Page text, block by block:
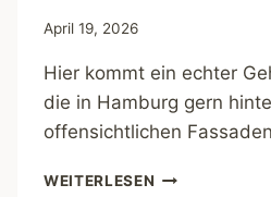
April 19, 2026
Hier kommt ein echter
die in Hamburg gern
offensichtlichen
WEITERLESEN CAMPING